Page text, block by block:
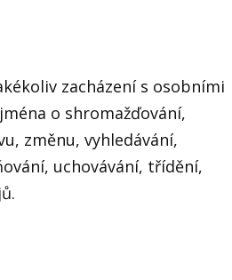
zacházení s osobními
o shromažďování,
změnu, vyhledávání,
uchovávání, třídění,